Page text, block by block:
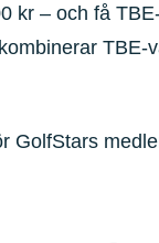
kr – och få
TBE-
GolfStars